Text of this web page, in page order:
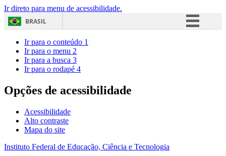
Ir direto para menu de acessibilidade.
BRASIL
Acesso à informação
Ir para o conteúdo 1
Ir para o menu 2
Ir para a busca 3
Ir para o rodapé 4
Opções de acessibilidade
Acessibilidade
Alto contraste
Mapa do site
Instituto Federal de Educação, Ciência e Tecnologia